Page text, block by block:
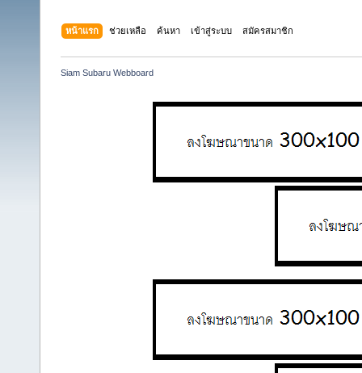
หน้าแรก ช่วยเหลือ ค้นหา เข้าสู่ระบบ สมัครสมาชิก
Siam Subaru Webboard